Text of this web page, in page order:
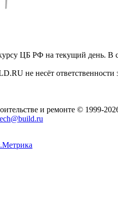
ЦБ РФ на текущий день. В
не несёт
и ремонте © 1999-